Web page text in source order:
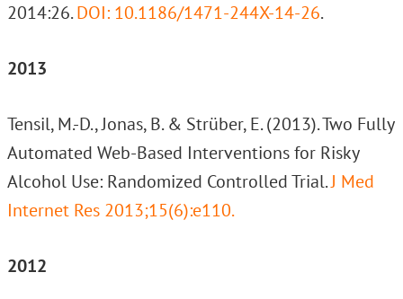
2014:26.DOI: 10.1186/1471-244X-14-26.
2013
Tensil, M.-D., Jonas, B. & Strüber, E. (2013). Two Fully
Automated Web-Based Interventions for Risky
Alcohol Use: Randomized Controlled Trial.J Med
Internet Res 2013;15(6):e110.
2012